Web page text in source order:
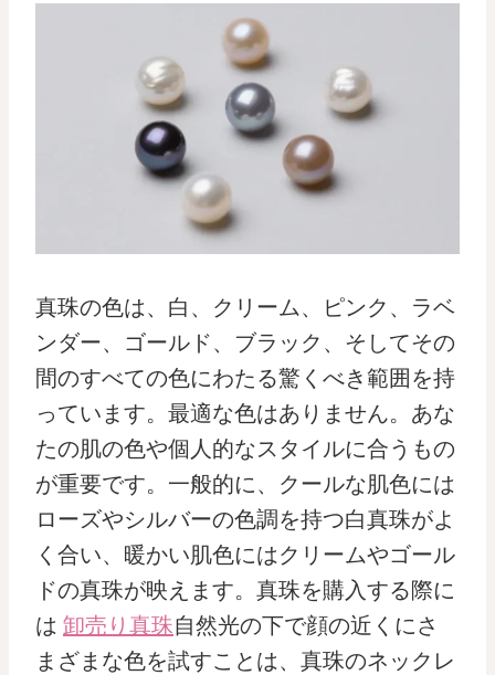
真珠の色は、白、クリーム、ピンク、ラベ
ンダー、ゴールド、ブラック、そしてその
間のすべての色にわたる驚くべき範囲を持
っています。最適な色はありません。あな
たの肌の色や個人的なスタイルに合うもの
が重要です。一般的に、クールな肌色には
ローズやシルバーの色調を持つ白真珠がよ
く合い、暖かい肌色にはクリームやゴール
ドの真珠が映えます。真珠を購入する際に
は 卸売り真珠自然光の下で顔の近くにさ
まざまな色を試すことは、真珠のネックレ